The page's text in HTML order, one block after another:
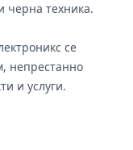
черна техника.
се
непрестанно
и услуги.